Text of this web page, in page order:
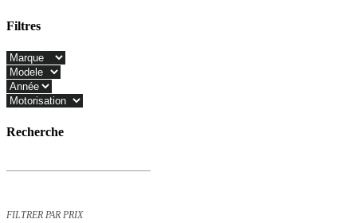
Filtres
Close
Filters
Recherche
FILTRER PAR PRIX